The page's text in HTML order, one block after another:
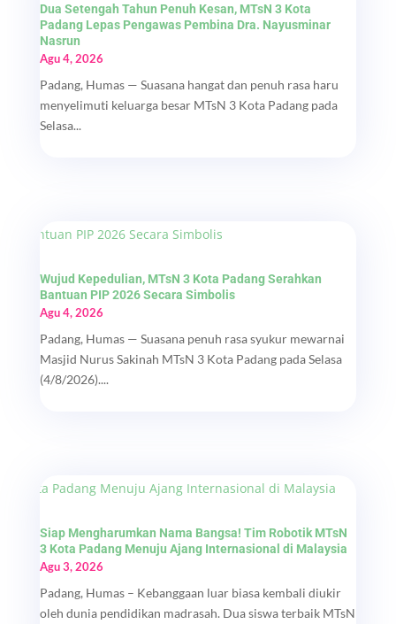
Dua Setengah Tahun Penuh Kesan, MTsN 3 Kota
Padang Lepas Pengawas Pembina Dra. Nayusminar
Nasrun
Agu 4, 2026
Padang, Humas — Suasana hangat dan penuh rasa haru
menyelimuti keluarga besar MTsN 3 Kota Padang pada
Selasa...
Wujud Kepedulian, MTsN 3 Kota Padang Serahkan
Bantuan PIP 2026 Secara Simbolis
Agu 4, 2026
Padang, Humas — Suasana penuh rasa syukur mewarnai
Masjid Nurus Sakinah MTsN 3 Kota Padang pada Selasa
(4/8/2026)....
Siap Mengharumkan Nama Bangsa! Tim Robotik MTsN
3 Kota Padang Menuju Ajang Internasional di Malaysia
Agu 3, 2026
Padang, Humas – Kebanggaan luar biasa kembali diukir
oleh dunia pendidikan madrasah. Dua siswa terbaik MTsN